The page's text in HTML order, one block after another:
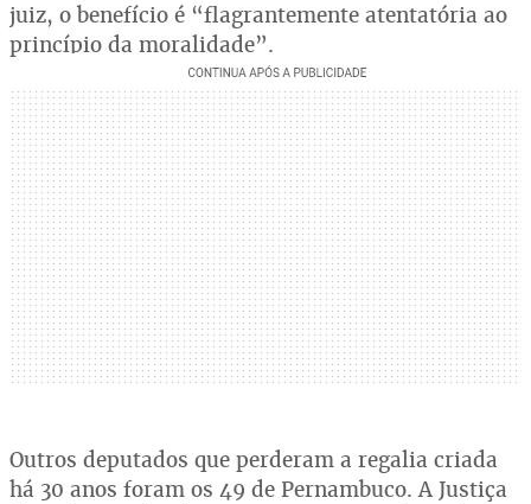
juiz, o benefício é “flagrantemente atentatória ao
princípio da moralidade”.
Outros deputados que perderam a regalia criada
há 30 anos foram os 49 de Pernambuco. A Justiça